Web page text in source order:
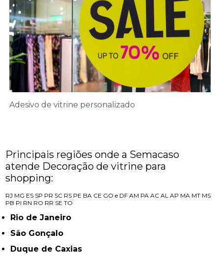
Adesivo de vitrine personalizado
Principais regiões onde a Semacaso
atende Decoração de vitrine para
shopping:
RJ MG ES SP PR SC RS PE BA CE GO e DF AM PA AC AL AP MA MT MS
PB PI RN RO RR SE TO
Rio de Janeiro
São Gonçalo
Duque de Caxias